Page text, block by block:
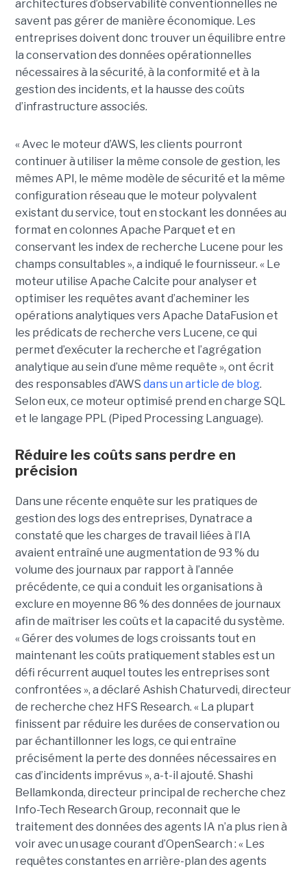
architectures d’observabilité conventionnelles ne
savent pas gérer de manière économique. Les
entreprises doivent donc trouver un équilibre entre
la conservation des données opérationnelles
nécessaires à la sécurité, à la conformité et à la
gestion des incidents, et la hausse des coûts
d’infrastructure associés.
« Avec le moteur d’AWS, les clients pourront
continuer à utiliser la même console de gestion, les
mêmes API, le même modèle de sécurité et la même
configuration réseau que le moteur polyvalent
existant du service, tout en stockant les données au
format en colonnes Apache Parquet et en
conservant les index de recherche Lucene pour les
champs consultables », a indiqué le fournisseur. « Le
moteur utilise Apache Calcite pour analyser et
optimiser les requêtes avant d’acheminer les
opérations analytiques vers Apache DataFusion et
les prédicats de recherche vers Lucene, ce qui
permet d’exécuter la recherche et l’agrégation
analytique au sein d’une même requête », ont écrit
des responsables d’AWS dans un article de blog.
Selon eux, ce moteur optimisé prend en charge SQL
et le langage PPL (Piped Processing Language).
Réduire les coûts sans perdre en
précision
Dans une récente enquête sur les pratiques de
gestion des logs des entreprises, Dynatrace a
constaté que les charges de travail liées à l’IA
avaient entraîné une augmentation de 93 % du
volume des journaux par rapport à l’année
précédente, ce qui a conduit les organisations à
exclure en moyenne 86 % des données de journaux
afin de maîtriser les coûts et la capacité du système.
« Gérer des volumes de logs croissants tout en
maintenant les coûts pratiquement stables est un
défi récurrent auquel toutes les entreprises sont
confrontées », a déclaré Ashish Chaturvedi, directeur
de recherche chez HFS Research. « La plupart
finissent par réduire les durées de conservation ou
par échantillonner les logs, ce qui entraîne
précisément la perte des données nécessaires en
cas d’incidents imprévus », a-t-il ajouté. Shashi
Bellamkonda, directeur principal de recherche chez
Info-Tech Research Group, reconnait que le
traitement des données des agents IA n’a plus rien à
voir avec un usage courant d’OpenSearch : « Les
requêtes constantes en arrière-plan des agents